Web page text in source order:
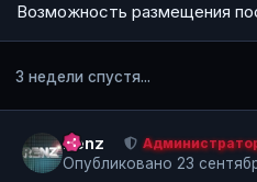
Возможность размещения
3 недели спустя...
Renz
Опубликовано 23